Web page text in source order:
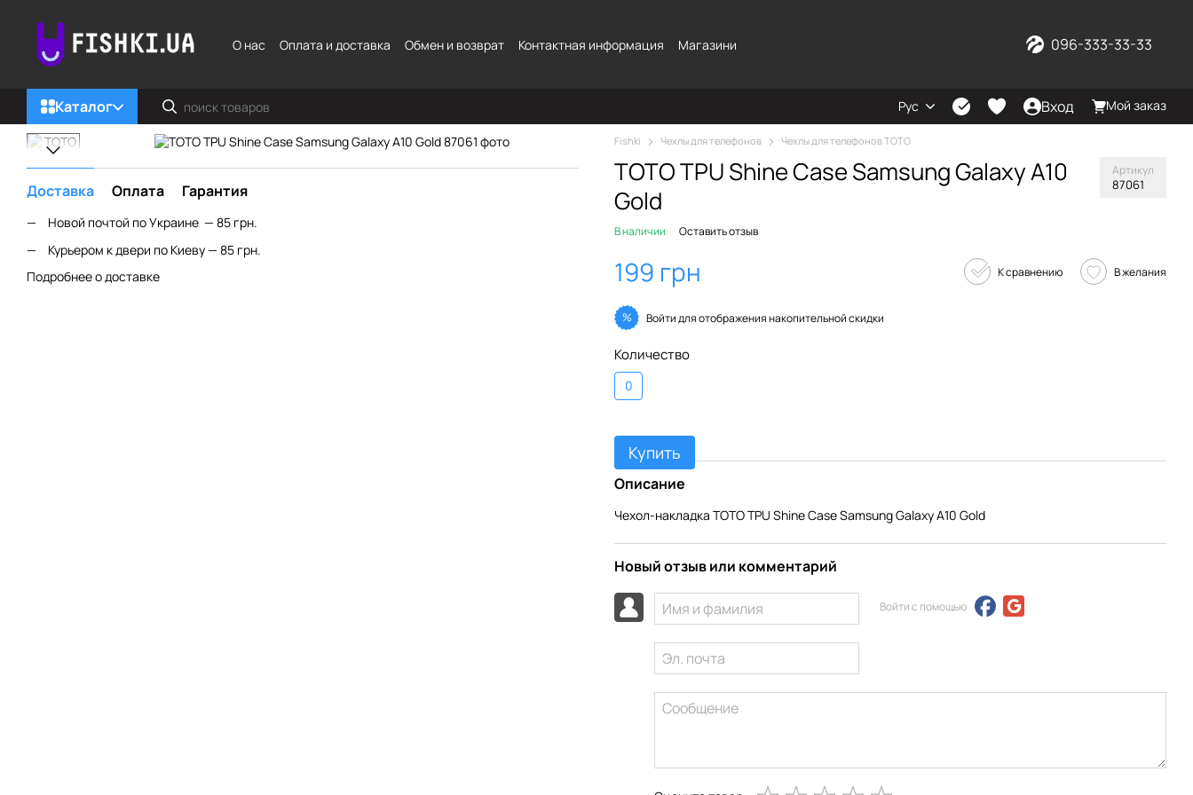
О нас
Оплата и доставка Обмен и возврат Контактная информация Магазини 096-333-33-33
Каталог Рус Вход Мой заказ
Доставка Оплата Гарантия
Новой почтой по Украине — 85 грн.
Курьером к двери по Киеву — 85 грн.
Подробнее о доставке
Fishki Чехлы для телефонов Чехлы для телефонов TOTO
TOTO TPU Shine Case Samsung Galaxy A10
Gold
Артикул
87061
В наличии Оставить отзыв
199 грн К сравнению В желания
% Войтидля отображения накопительной скидки
Количество
0
Купить
Описание
Чехол-накладка TOTO TPU Shine Case Samsung Galaxy A10 Gold
Новый отзыв или комментарий
Войти с помощью